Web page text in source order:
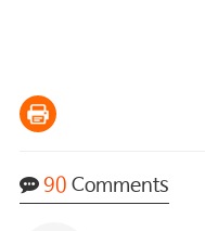
90 Comments